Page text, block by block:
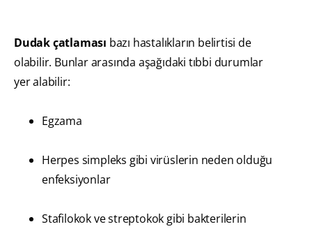
Dudak çatlaması bazı hastalıkların belirtisi de
olabilir. Bunlar arasında aşağıdaki tıbbi durumlar
yer alabilir:
Egzama
Herpes simpleks gibi virüslerin neden olduğu
enfeksiyonlar
Stafilokok ve streptokok gibi bakterilerin